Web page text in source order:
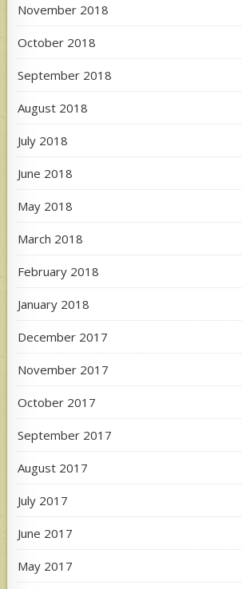
November 2018
October 2018
September 2018
August 2018
July 2018
June 2018
May 2018
March 2018
February 2018
January 2018
December 2017
November 2017
October 2017
September 2017
August 2017
July 2017
June 2017
May 2017